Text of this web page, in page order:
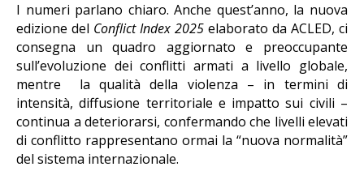
I numeri parlano chiaro. Anche quest’anno, la nuova
edizione del Conflict Index 2025 elaborato da ACLED, ci
consegna un quadro aggiornato e preoccupante
sull’evoluzione dei conflitti armati a livello globale,
mentre la qualità della violenza – in termini di
intensità, diffusione territoriale e impatto sui civili –
continua a deteriorarsi, confermando che livelli elevati
di conflitto rappresentano ormai la “nuova normalità”
del sistema internazionale.